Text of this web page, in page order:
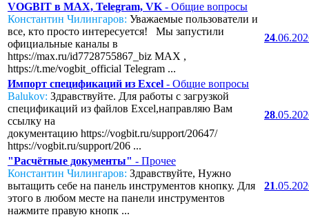
VOGBIT в MAX, Telegram, VK - Общие вопросы
Константин Чилингаров: Уважаемые пользователи и
все, кто просто интересуется! Мы запустили
официальные каналы в
https://max.ru/id7728755867_biz MAX ,
https://t.me/vogbit_official Telegram ...
24
Импорт спецификаций из Excel - Общие вопросы
Balukov: Здравствуйте. Для работы с загрузкой
спецификаций из файлов Excel,направляю Вам
ссылку на
документацию https://vogbit.ru/support/20647/
https://vogbit.ru/support/206 ...
28
"Расчётные документы" - Прочее
Константин Чилингаров: Здравствуйте, Нужно
вытащить себе на панель инструментов кнопку. Для
этого в любом месте на панели инструментов
нажмите правую кнопк ...
21